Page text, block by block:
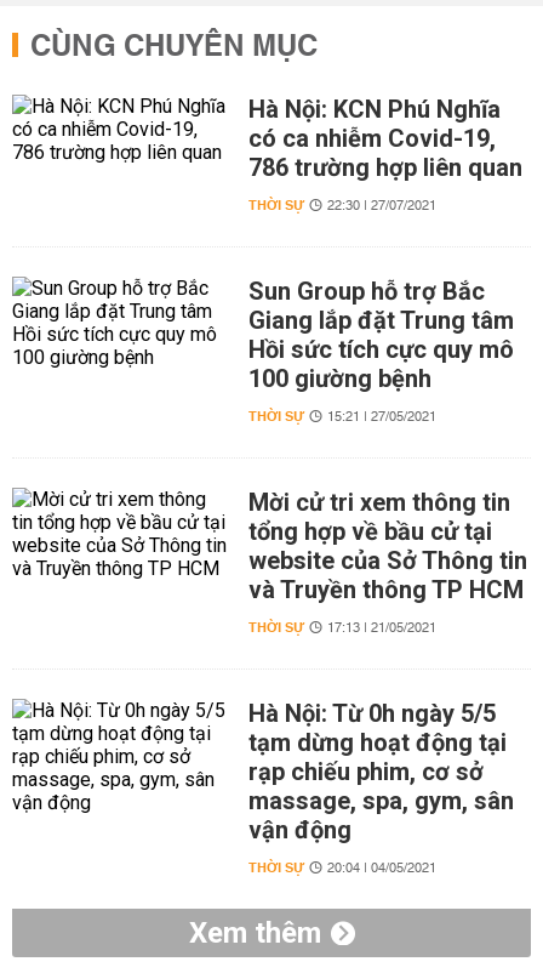
CÙNG CHUYÊN MỤC
Hà Nội: KCN Phú Nghĩa
có ca nhiễm Covid-19,
786 trường hợp liên quan
THỜI SỰ 22:30 | 27/07/2021
Sun Group hỗ trợ Bắc
Giang lắp đặt Trung tâm
Hồi sức tích cực quy mô
100 giường bệnh
THỜI SỰ 15:21 | 27/05/2021
Mời cử tri xem thông tin
tổng hợp về bầu cử tại
website của Sở Thông tin
và Truyền thông TP HCM
THỜI SỰ 17:13 | 21/05/2021
Hà Nội: Từ 0h ngày 5/5
tạm dừng hoạt động tại
rạp chiếu phim, cơ sở
massage, spa, gym, sân
vận động
THỜI SỰ 20:04 | 04/05/2021
Xem thêm